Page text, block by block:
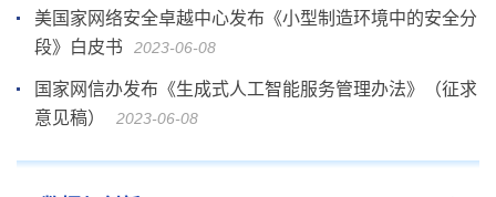
美国家网络安全卓越中心发布《小型制造环境中的安全分
段》白皮书
2023-06-08
国家网信办发布《生成式人工智能服务管理办法》（征求
意见稿）
2023-06-08